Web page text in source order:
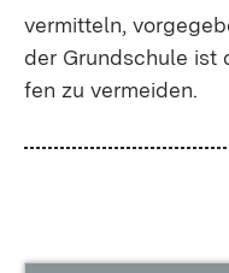
ver­mit­teln,
der Grund­schu­le
fen zu ver­mei­den.